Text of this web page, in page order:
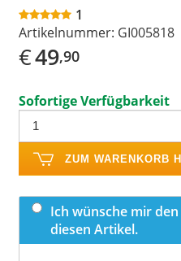
1
Artikelnummer: GI005818
€49,90
Sofortige Verfügbarkeit
ZUM WARENKORB
Ich wünsche mir
diesen Artikel.